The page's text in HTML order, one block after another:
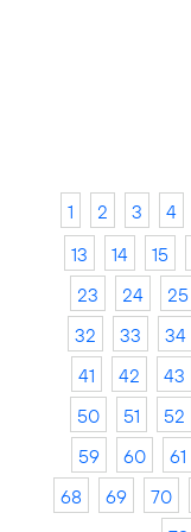
1 2 3 4
13
14 15
23
24 25
32
33 34
41
42 43
50
51 52
59
60 61
68
69 70